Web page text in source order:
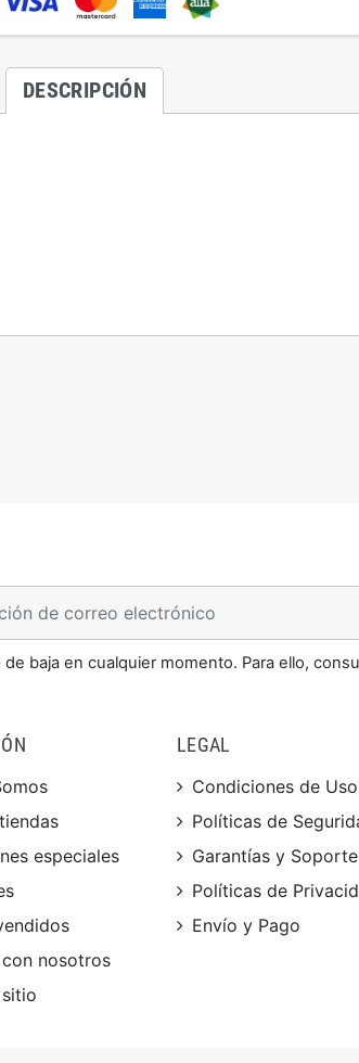
DESCRIPCIÓN
de baja en cualquier momento. Para ello,
especiales
nosotros
LEGAL
Condiciones de Uso
Políticas de
Garantías y Soporte
Políticas de
Envío y Pago